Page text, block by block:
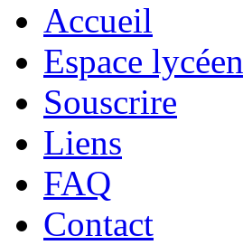
Accueil
Espace lycéen
Souscrire
Liens
FAQ
Contact